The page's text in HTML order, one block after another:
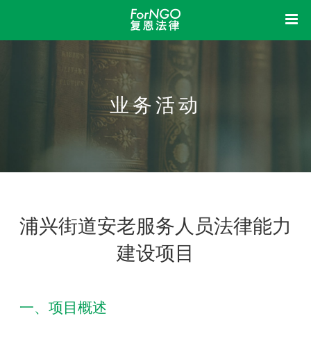
法律体检
法律咨询
法律培训
加入我们
业务活动
浦兴街道安老服务人员法律能力
建设项目
一、项目概述